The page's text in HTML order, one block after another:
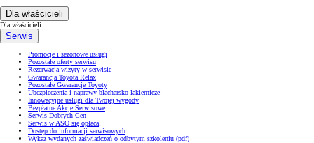
Dla właścicieli
Dla właścicieli
Serwis
Promocje i sezonowe usługi
Pozostałe oferty serwisu
Rezerwacja wizyty w serwisie
Gwarancja Toyota Relax
Pozostałe Gwarancje Toyoty
Ubezpieczenia i naprawy blacharsko-lakiernicze
Innowacyjne usługi dla Twojej wygody
Bezpłatne Akcje Serwisowe
Serwis Dobrych Cen
Serwis w ASO się opłaca
Dostęp do informacji serwisowych
Wykaz wydanych zaświadczeń o odbytym szkoleniu (pdf)